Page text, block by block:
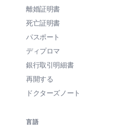
離婚証明書
死亡証明書
パスポート
ディプロマ
銀行取引明細書
再開する
ドクターズノート
言語